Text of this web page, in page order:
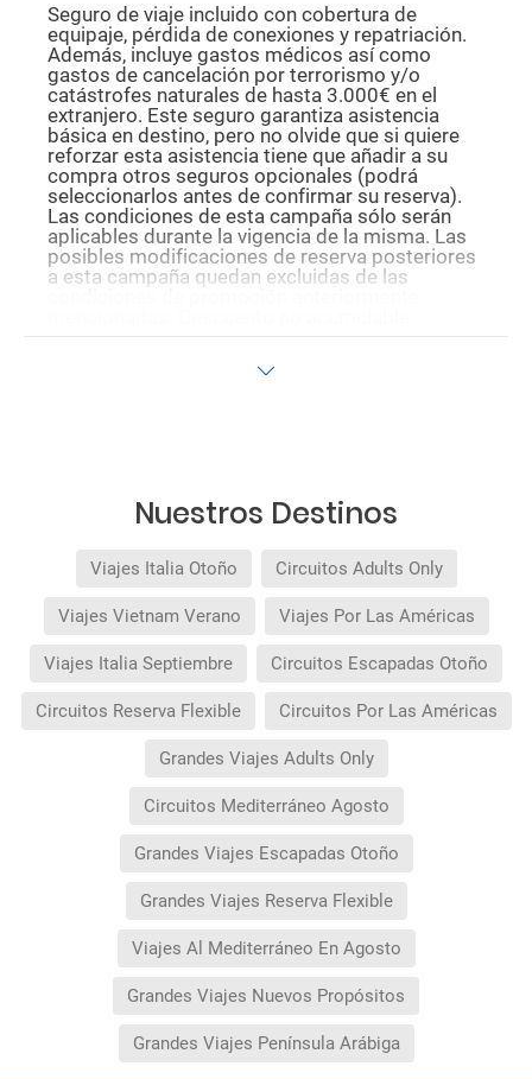
Seguro de viaje incluido con cobertura de
equipaje, pérdida de conexiones y repatriación.
Además, incluye gastos médicos así como
gastos de cancelación por terrorismo y/o
catástrofes naturales de hasta 3.000€ en el
extranjero. Este seguro garantiza asistencia
básica en destino, pero no olvide que si quiere
reforzar esta asistencia tiene que añadir a su
compra otros seguros opcionales (podrá
seleccionarlos antes de confirmar su reserva).
Las condiciones de esta campaña sólo serán
aplicables durante la vigencia de la misma. Las
posibles modificaciones de reserva posteriores
a esta campaña quedan excluidas de las
Nuestros Destinos
Viajes Italia Otoño Circuitos Adults Only
Viajes Vietnam Verano Viajes Por Las Américas
Viajes Italia Septiembre Circuitos Escapadas Otoño
Circuitos Reserva Flexible Circuitos Por Las Américas
Grandes Viajes Adults Only
Circuitos Mediterráneo Agosto
Grandes Viajes Escapadas Otoño
Grandes Viajes Reserva Flexible
Viajes Al Mediterráneo En Agosto
Grandes Viajes Nuevos Propósitos
Grandes Viajes Península Arábiga